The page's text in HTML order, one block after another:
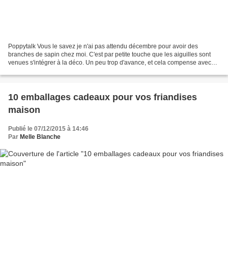
Poppytalk Vous le savez je n'ai pas attendu décembre pour avoir des
branches de sapin chez moi. C'est par petite touche que les aiguilles sont
venues s'intégrer à la déco. Un peu trop d'avance, et cela compense avec
10 emballages cadeaux pour vos friandises
maison
Publié le 07/12/2015 à 14:46
Par Melle Blanche